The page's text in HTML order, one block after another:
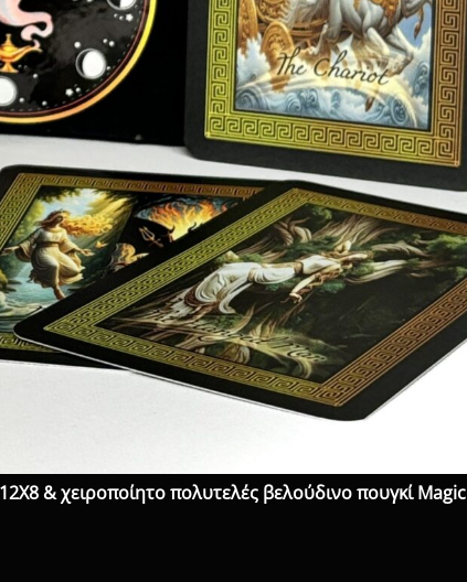
& χειροποίητο πολυτελές βελούδινο πουγκί Magic